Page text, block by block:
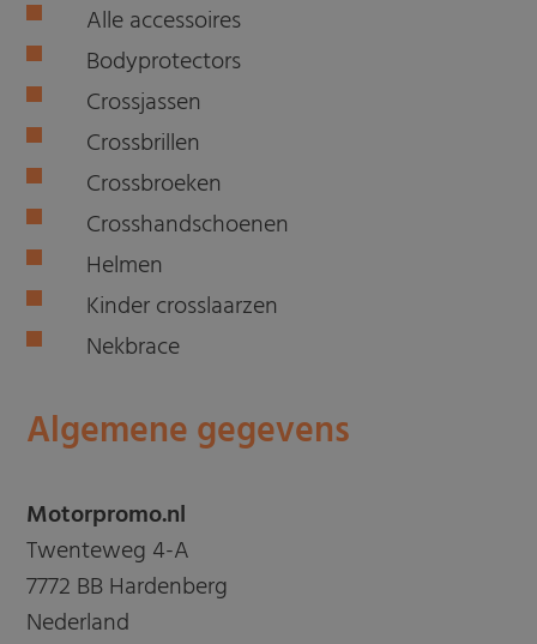
Alle accessoires
Bodyprotectors
Crossjassen
Crossbrillen
Crossbroeken
Crosshandschoenen
Helmen
Kinder crosslaarzen
Nekbrace
Algemene gegevens
Motorpromo.nl
Twenteweg 4-A
7772 BB Hardenberg
Nederland